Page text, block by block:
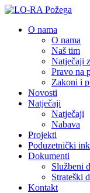
O nama
O nama
Naš tim
Natječaji
Pravo na
Zakoni i
Novosti
Natječaji
Natječaji
Nabava
Projekti
Poduzetnički
Dokumenti
Službeni
Strateški
Kontakt